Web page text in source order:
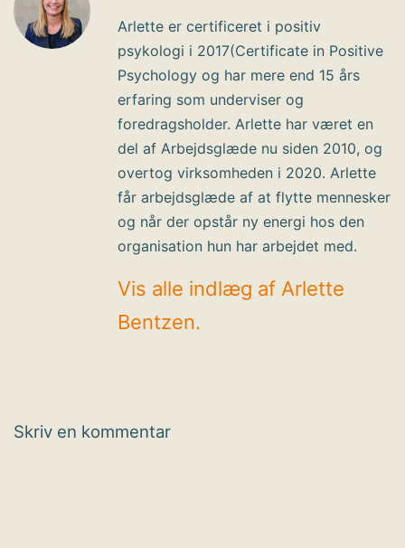
Arlette er certificeret i positiv
psykologi i 2017(Certificate in Positive
Psychology og har mere end 15 års
erfaring som underviser og
foredragsholder. Arlette har været en
del af Arbejdsglæde nu siden 2010, og
overtog virksomheden i 2020. Arlette
får arbejdsglæde af at flytte mennesker
og når der opstår ny energi hos den
organisation hun har arbejdet med.
Vis alle indlæg af Arlette
Bentzen.
Skriv en kommentar